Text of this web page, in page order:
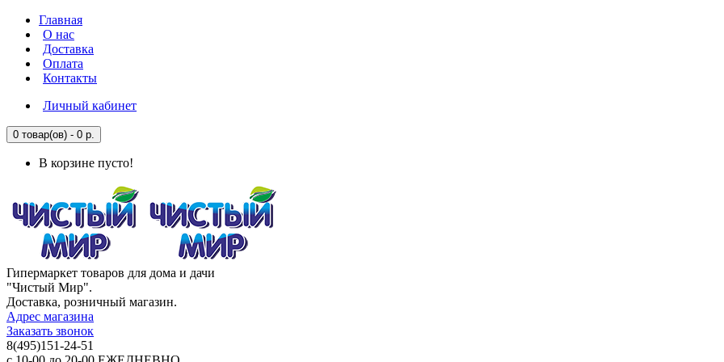
Главная
О нас
Доставка
Оплата
Контакты
Личный кабинет
0 товар(ов) - 0 р.
В корзине пусто!
Гипермаркет товаров для дома и дачи
"Чистый Мир".
Доставка, розничный магазин.
Адрес магазина
Заказать звонок
8(495)151-24-51